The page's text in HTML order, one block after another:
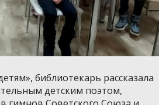
библиотекарь рассказала
детским поэтом,